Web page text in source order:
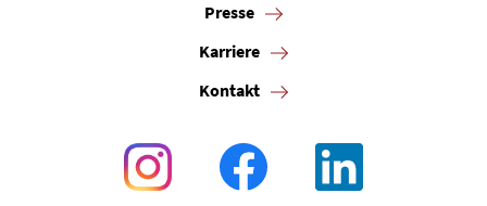
Presse
Karriere
Kontakt